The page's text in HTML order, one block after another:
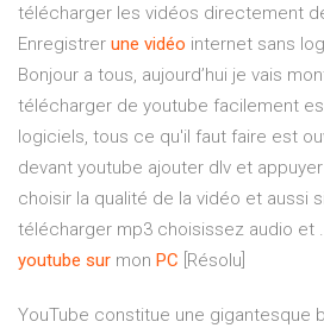
télécharger les vidéos directement
Enregistrer une vidéo internet sans
Bonjour a tous, aujourd’hui je vais
télécharger de youtube facilement
logiciels, tous ce qu'il faut faire est
devant youtube ajouter dlv et appuyer
choisir la qualité de la vidéo et aussi
télécharger mp3 choisissez audio et
youtube sur mon PC [Résolu]
YouTube constitue une gigantesque